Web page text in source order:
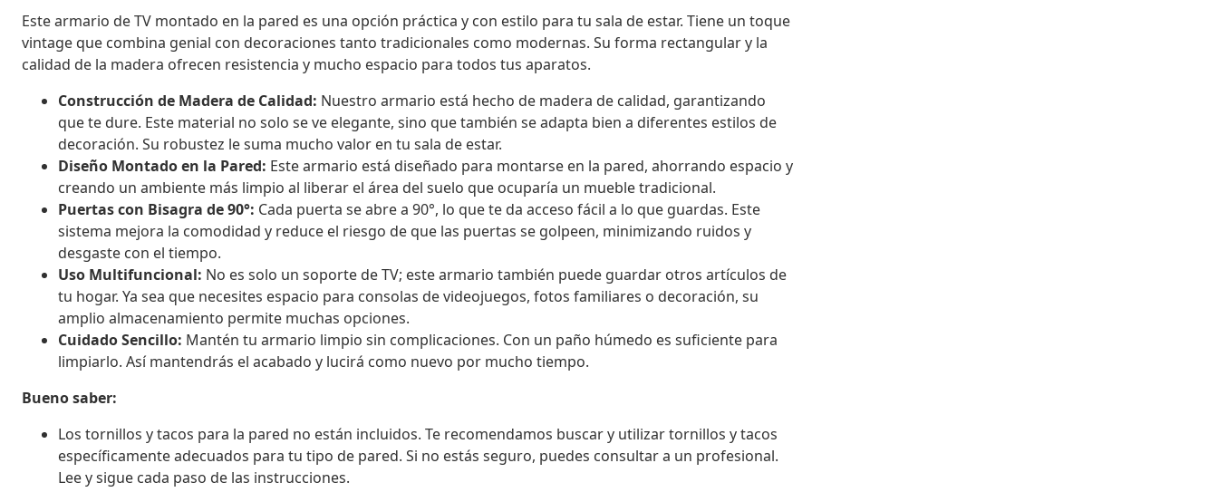
Este armario de TV montado en la pared es una opción práctica y con estilo para tu sala de estar. Tiene un toque
vintage que combina genial con decoraciones tanto tradicionales como modernas. Su forma rectangular y la
calidad de la madera ofrecen resistencia y mucho espacio para todos tus aparatos.
Construcción de Madera de Calidad: Nuestro armario está hecho de madera de calidad, garantizando
que te dure. Este material no solo se ve elegante, sino que también se adapta bien a diferentes estilos de
decoración. Su robustez le suma mucho valor en tu sala de estar.
Diseño Montado en la Pared: Este armario está diseñado para montarse en la pared, ahorrando espacio y
creando un ambiente más limpio al liberar el área del suelo que ocuparía un mueble tradicional.
Puertas con Bisagra de 90°: Cada puerta se abre a 90°, lo que te da acceso fácil a lo que guardas. Este
sistema mejora la comodidad y reduce el riesgo de que las puertas se golpeen, minimizando ruidos y
desgaste con el tiempo.
Uso Multifuncional: No es solo un soporte de TV; este armario también puede guardar otros artículos de
tu hogar. Ya sea que necesites espacio para consolas de videojuegos, fotos familiares o decoración, su
amplio almacenamiento permite muchas opciones.
Cuidado Sencillo: Mantén tu armario limpio sin complicaciones. Con un paño húmedo es suficiente para
limpiarlo. Así mantendrás el acabado y lucirá como nuevo por mucho tiempo.
Bueno saber:
Los tornillos y tacos para la pared no están incluidos. Te recomendamos buscar y utilizar tornillos y tacos
específicamente adecuados para tu tipo de pared. Si no estás seguro, puedes consultar a un profesional.
Lee y sigue cada paso de las instrucciones.